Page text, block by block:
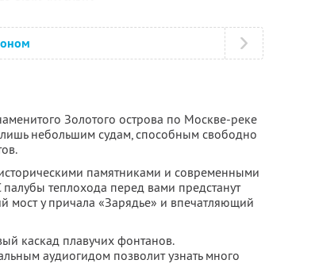
Золотого острова по Москве-реке
лишь небольшим судам, способным свободно
памятниками и современными
теплохода перед вами предстанут
мост у причала «Зарядье» и впечатляющий
каскад плавучих фонтанов.
аудиогидом позволит узнать много